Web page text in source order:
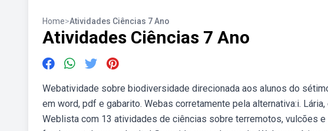
Home>Atividades Ciências 7 Ano
Atividades Ciências 7 Ano
Webatividade sobre biodiversidade direcionada aos alunos do
em word, pdf e gabarito. Webas corretamente pela alternativa:i.
Weblista com 13 atividades de ciências sobre terremotos, vulcões